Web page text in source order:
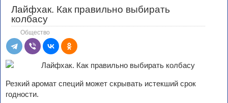
Лайфхак. Как правильно выбирать
колбасу
Общество
Резкий аромат специй может скрывать истекший срок
годности.